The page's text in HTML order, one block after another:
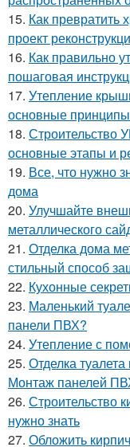
15. Как превратить
проект
16. Как правильно
пошаговая
17. Утепление
основные
18. Строительство
основные этапы и
19. Все, что нужно
дома
20. Улучшайте
металлического
21. Отделка дома
стильный способ
22. Кухонные
23. Маленький
панели ПВХ?
24. Утепление с
25. Отделка
Монтаж панелей
26. Строительство
нужно знать
27. Обложить